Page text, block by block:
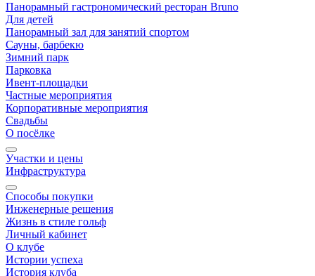
Панорамный гастрономический ресторан Bruno
Для детей
Панорамный зал для занятий спортом
Сауны, барбекю
Зимний парк
Парковка
Ивент-площадки
Частные мероприятия
Корпоративные мероприятия
Свадьбы
О посёлке
Участки и цены
Инфраструктура
Способы покупки
Инженерные решения
Жизнь в стиле гольф
Личный кабинет
О клубе
Истории успеха
История клуба